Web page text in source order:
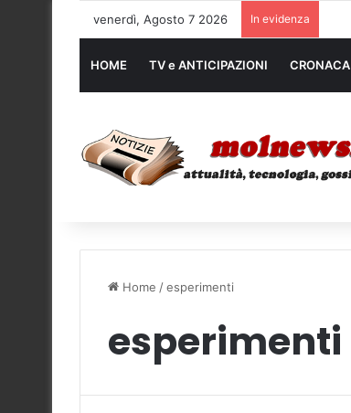
venerdì, Agosto 7 2026 In evidenza
HOME TV e ANTICIPAZIONI CRONACA
Home /esperimenti
esperimenti